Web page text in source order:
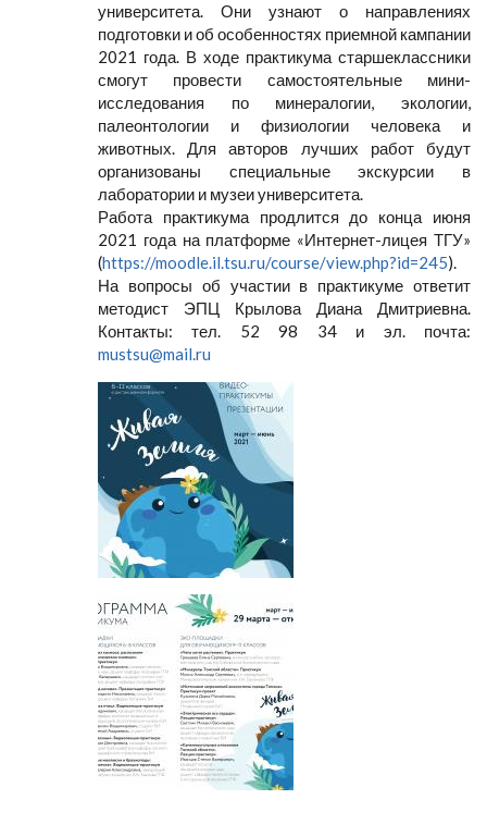
университета. Они узнают о направлениях
подготовки и об особенностях приемной кампании
2021 года. В ходе практикума старшеклассники
смогут провести самостоятельные мини-
исследования по минералогии, экологии,
палеонтологии и физиологии человека и
животных. Для авторов лучших работ будут
организованы специальные экскурсии в
лаборатории и музеи университета.
Работа практикума продлится до конца июня
2021 года на платформе «Интернет-лицея ТГУ»
(https://moodle.il.tsu.ru/course/view.php?id=245).
На вопросы об участии в практикуме ответит
методист ЭПЦ Крылова Диана Дмитриевна.
Контакты: тел. 52 98 34 и эл. почта:
mustsu@mail.ru